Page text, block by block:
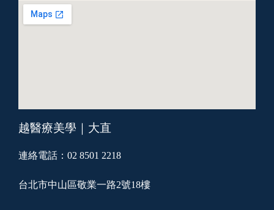
越醫療美學｜大直
連絡電話：02 8501 2218
台北市中山區敬業一路2號18樓